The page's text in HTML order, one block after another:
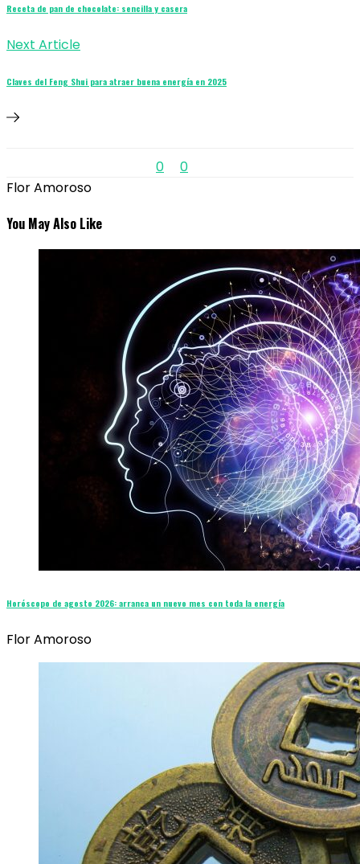
Receta de pan de chocolate: sencilla y casera
Next Article
Claves del Feng Shui para atraer buena energía en 2025
0
0
Flor Amoroso
You May Also Like
Horóscopo de agosto 2026: arranca un nuevo mes con toda la energía
Flor Amoroso